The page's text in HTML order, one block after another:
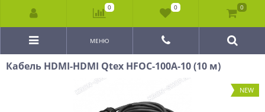
МЕНЮ
Кабель HDMI-HDMI Qtex HFOC-100A-10 (10 м)
NEW
0 0 0